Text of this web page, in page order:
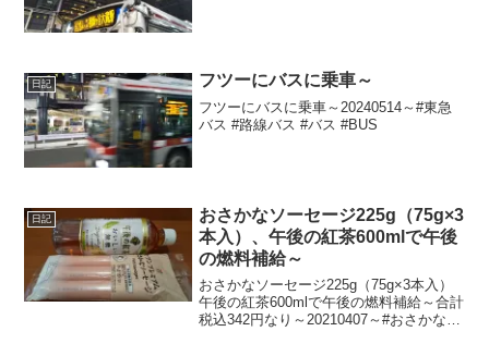
日記 フツーにバスに乗車～
フツーにバスに乗車～20240514～#東急
バス #路線バス #バス #BUS
日記
おさかなソーセージ225g（75g×3
本入）、午後の紅茶600mlで午後
の燃料補給～
おさかなソーセージ225g（75g×3本入）
午後の紅茶600mlで午後の燃料補給～合計
税込342円なり～20210407～#おさかなソ